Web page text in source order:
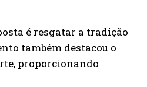
é resgatar a tradição
também destacou o
proporcionando